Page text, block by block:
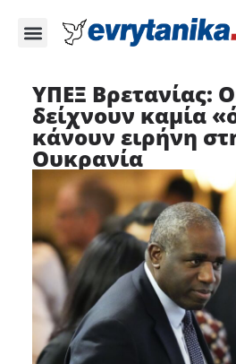
ΥΠΕΞ Βρετανίας:
δείχνουν καμία
κάνουν ειρήνη
Ουκρανία